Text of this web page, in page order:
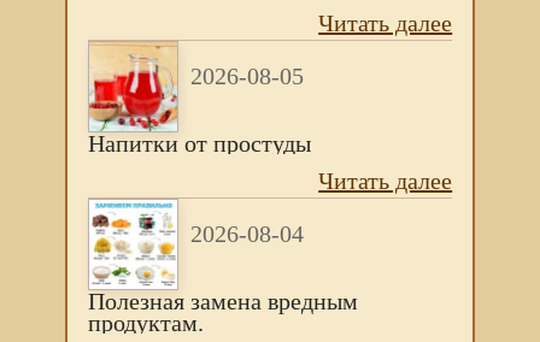
Читать далее
2026-08-05
Напитки от простуды
Читать далее
2026-08-04
Полезная замена вредным
продуктам.